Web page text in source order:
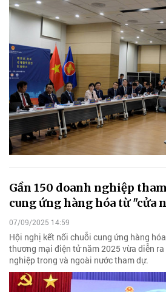
Gần 150 doanh nghiệp
cung ứng hàng hóa từ "cửa
07/09/2025 14:59
Hội nghị kết nối chuỗi cung ứng hàng
thương mại điện tử năm 2025 vừa diễn
nghiệp trong và ngoài nước tham dự.